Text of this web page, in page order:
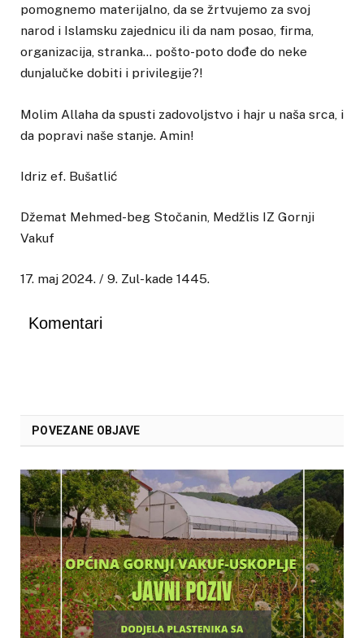
pomognemo materijalno, da se žrtvujemo za svoj
narod i Islamsku zajednicu ili da nam posao, firma,
organizacija, stranka… pošto-poto dođe do neke
dunjalučke dobiti i privilegije?!
Molim Allaha da spusti zadovoljstvo i hajr u naša srca, i
da popravi naše stanje. Amin!
Idriz ef. Bušatlić
Džemat Mehmed-beg Stočanin, Medžlis IZ Gornji
Vakuf
17. maj 2024. / 9. Zul-kade 1445.
Komentari
POVEZANE OBJAVE